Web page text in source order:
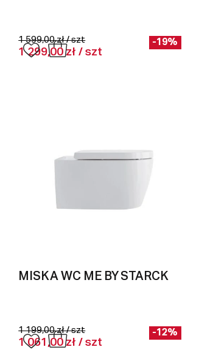
1 599,00 zł / szt
1 299,00 zł / szt
-19%
MISKA WC ME BY STARCK
1 199,00 zł / szt
1 061,00 zł / szt
-12%